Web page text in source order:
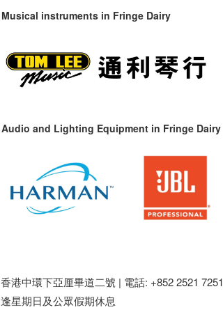
Musical instruments in Fringe Dairy
Audio and Lighting Equipment in Fringe Dairy
香港中環下亞厘畢道二號 | 電話: +852 2521
逢星期日及公眾假期休息